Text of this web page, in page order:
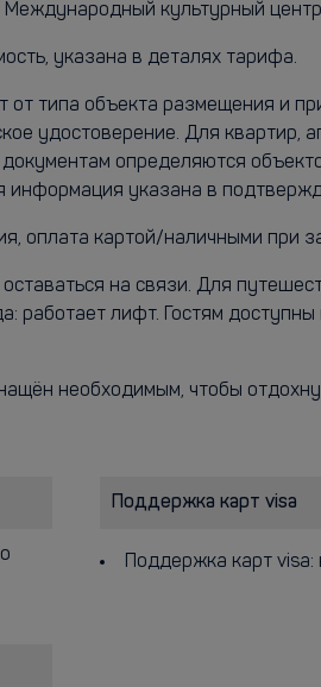
культурный
указана в деталях тарифа.
от типа объекта размещения и
удостоверение. Для
определяются
информация указана в
оплата картой/наличными при
на связи. Для
работает лифт. Гостям
необходимым, чтобы
Поддержка карт visa
Поддержка карт visa: